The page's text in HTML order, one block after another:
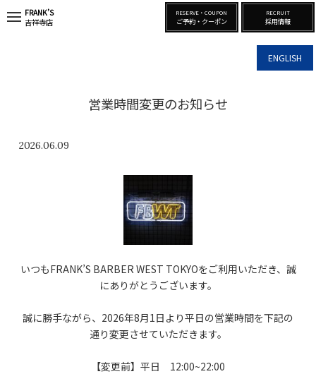
ENGLISH
FRANK’S
吉祥寺店
RESERVE・COUPON
ご予約・クーポン
RECRUIT
採用情報
営業時間変更のお知らせ
2026.06.09
いつもFRANK’S BARBER WEST TOKYOをご利用いただき、誠
にありがとうございます。
誠に勝手ながら、2026年8月1日より平日の営業時間を下記の
通り変更させていただきます。
【変更前】平日 12:00~22:00
t